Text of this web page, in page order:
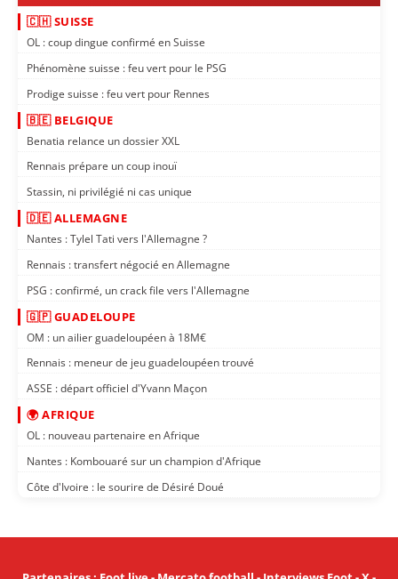
🇨🇭 SUISSE
OL : coup dingue confirmé en Suisse
Phénomène suisse : feu vert pour le PSG
Prodige suisse : feu vert pour Rennes
🇧🇪 BELGIQUE
Benatia relance un dossier XXL
Rennais prépare un coup inouï
Stassin, ni privilégié ni cas unique
🇩🇪 ALLEMAGNE
Nantes : Tylel Tati vers l'Allemagne ?
Rennais : transfert négocié en Allemagne
PSG : confirmé, un crack file vers l'Allemagne
🇬🇵 GUADELOUPE
OM : un ailier guadeloupéen à 18M€
Rennais : meneur de jeu guadeloupéen trouvé
ASSE : départ officiel d'Yvann Maçon
🌍 AFRIQUE
OL : nouveau partenaire en Afrique
Nantes : Kombouaré sur un champion d'Afrique
Côte d'Ivoire : le sourire de Désiré Doué